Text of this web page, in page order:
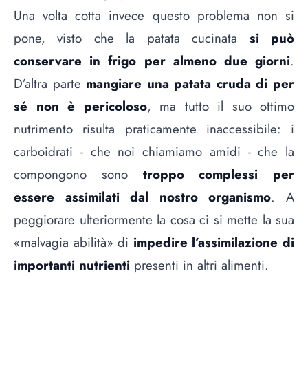
Una volta cotta invece questo problema non si
pone, visto che la patata cucinata si può
conservare in frigo per almeno due giorni.
D’altra parte mangiare una patata cruda di per
sé non è pericoloso, ma tutto il suo ottimo
nutrimento risulta praticamente inaccessibile: i
carboidrati - che noi chiamiamo amidi - che la
compongono sono troppo complessi per
essere assimilati dal nostro organismo. A
peggiorare ulteriormente la cosa ci si mette la sua
«malvagia abilità» di impedire l’assimilazione di
importanti nutrienti presenti in altri alimenti.